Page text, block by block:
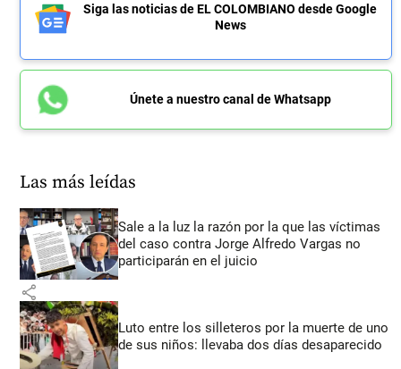
Siga las noticias de EL COLOMBIANO desde Google
News
Únete a nuestro canal de Whatsapp
Las más leídas
Sale a la luz la razón por la que las víctimas
del caso contra Jorge Alfredo Vargas no
participarán en el juicio
share
Luto entre los silleteros por la muerte de uno
de sus niños: llevaba dos días desaparecido